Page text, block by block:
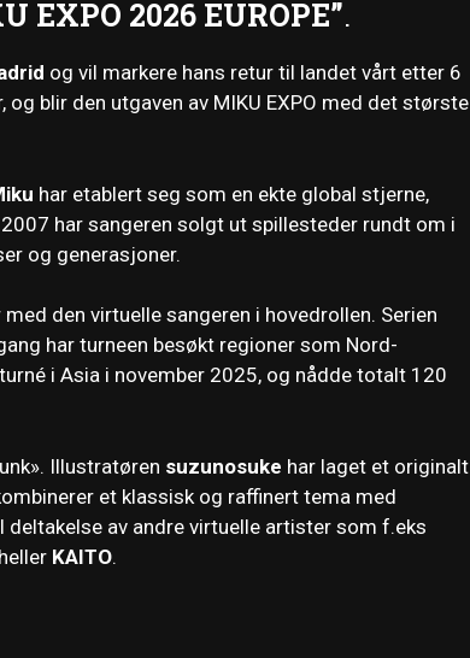
EXPO 2026 EUROPE”.
og vil markere hans retur til landet vårt etter 6
og blir den utgaven av MIKU EXPO med det største
har etablert seg som en ekte global stjerne,
har sangeren solgt ut spillesteder rundt om i
og generasjoner.
den virtuelle sangeren i hovedrollen. Serien
har turneen besøkt regioner som Nord-
i Asia i november 2025, og nådde totalt 120
Illustratøren suzunosuke har laget et originalt
et klassisk og raffinert tema med
av andre virtuelle artister som f.eks
heller KAITO.